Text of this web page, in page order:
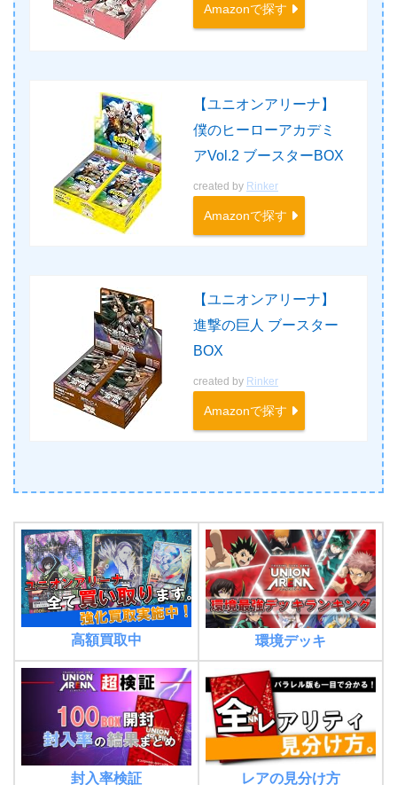
Amazonで探す
【ユニオンアリーナ】
僕のヒーローアカデミ
アVol.2 ブースターBOX
created by Rinker
Amazonで探す
【ユニオンアリーナ】
進撃の巨人 ブースター
BOX
created by Rinker
Amazonで探す
高額買取中 環境デッキ
封入率検証 レアの見分け方